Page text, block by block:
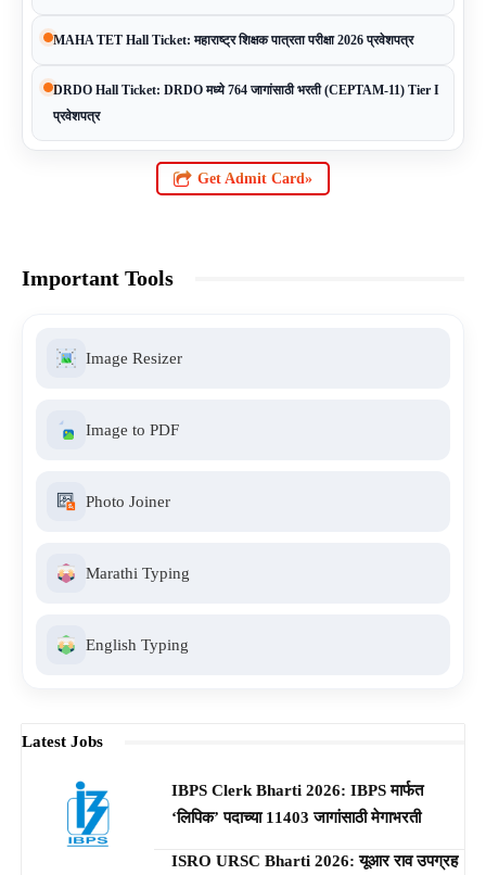
MAHA TET Hall Ticket: महाराष्ट्र शिक्षक पात्रता परीक्षा 2026 प्रवेशपत्र
DRDO Hall Ticket: DRDO मध्ये 764 जागांसाठी भरती (CEPTAM-11) Tier I
प्रवेशपत्र
Get Admit Card»
Important Tools
Image Resizer
Image to PDF
Photo Joiner
Marathi Typing
English Typing
Latest Jobs
IBPS Clerk Bharti 2026: IBPS मार्फत
‘लिपिक’ पदाच्या 11403 जागांसाठी मेगाभरती
ISRO URSC Bharti 2026: यूआर राव उपग्रह